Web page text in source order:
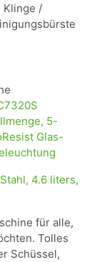
Klinge /
4.6 liters,
für alle,
Tolles
Schüssel,